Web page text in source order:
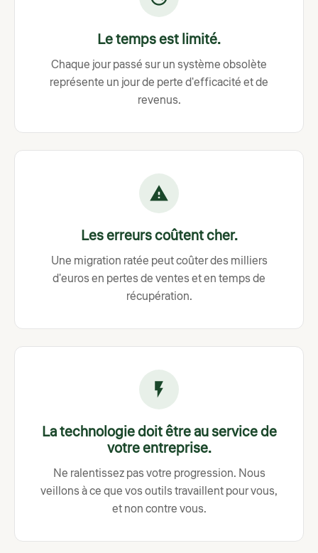
Le temps est limité.
Chaque jour passé sur un système obsolète
représente un jour de perte d'efficacité et de
revenus.
Les erreurs coûtent cher.
Une migration ratée peut coûter des milliers
d'euros en pertes de ventes et en temps de
récupération.
La technologie doit être au service de
votre entreprise.
Ne ralentissez pas votre progression. Nous
veillons à ce que vos outils travaillent pour vous,
et non contre vous.